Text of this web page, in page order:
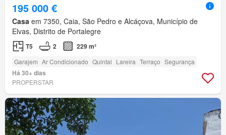
195 000 €
Casa em 7350, Caia, São Pedro e Alcáçova, Município de
Elvas, Distrito de Portalegre
T5 2 229 m²
Garajem Ar Condicionado Quintal Lareira Terraço Segurança
Há 30+ dias
PROPERSTAR